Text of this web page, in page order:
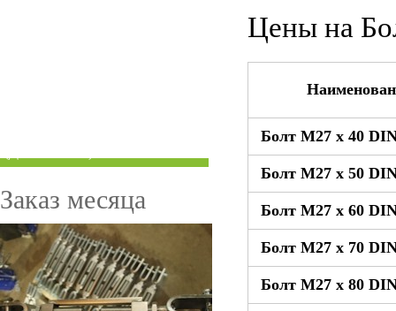
Цены на
Болт М27 x 40
Болт М27 x 50
Болт М27 x 60
Болт М27 x 70
Болт М27 x 80
Заказ месяца